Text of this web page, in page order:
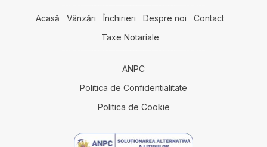
Terenuri de vanzare in Fetesti
Spatii comerciale de vanzare
Spatii comerciale de vanzare in Lazu Sud
Acasă Vânzări Închirieri Despre noi
Contact
Taxe Notariale
ANPC
Politica de Confidentialitate
Politica de Cookie